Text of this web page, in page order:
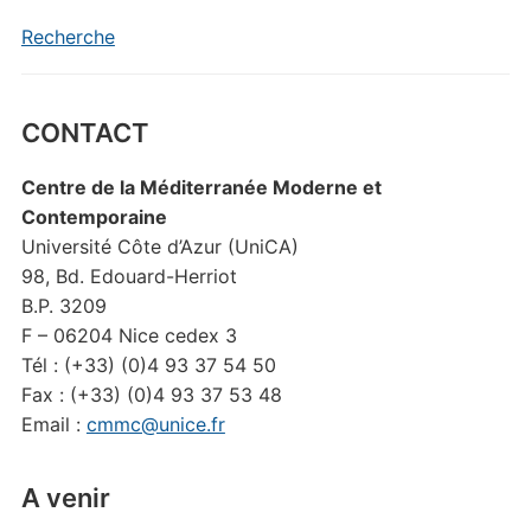
Recherche
CONTACT
Centre de la Méditerranée Moderne et
Contemporaine
Université Côte d’Azur (UniCA)
98, Bd. Edouard-Herriot
B.P. 3209
F – 06204 Nice cedex 3
Tél : (+33) (0)4 93 37 54 50
Fax : (+33) (0)4 93 37 53 48
Email : cmmc@unice.fr
A venir